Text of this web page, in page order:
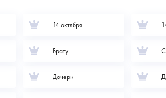
14 октября
Брату
Дочери